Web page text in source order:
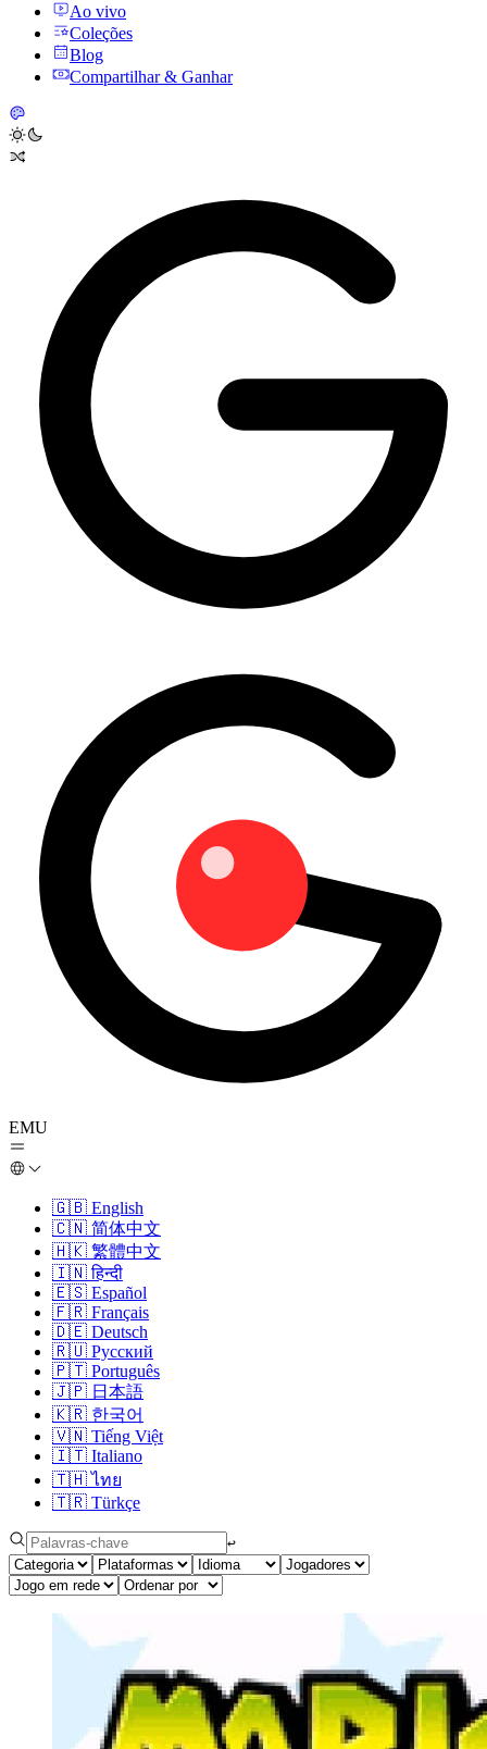
Ao vivo
Coleções
Blog
Compartilhar & Ganhar
EMU
🇬🇧 English
🇨🇳 简体中文
🇭🇰 繁體中文
🇮🇳 हिन्दी
🇪🇸 Español
🇫🇷 Français
🇩🇪 Deutsch
🇷🇺 Русский
🇵🇹 Português
🇯🇵 日本語
🇰🇷 한국어
🇻🇳 Tiếng Việt
🇮🇹 Italiano
🇹🇭 ไทย
🇹🇷 Türkçe
↩︎